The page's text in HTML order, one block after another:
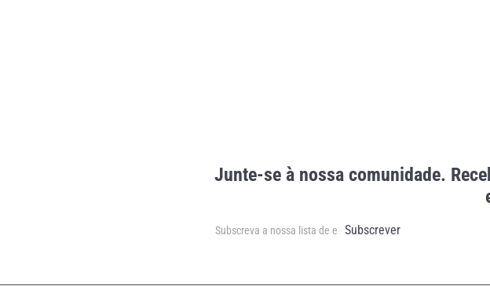
Junte-se à nossa comunidade.
Subscrever
Subscreva
Subscrever